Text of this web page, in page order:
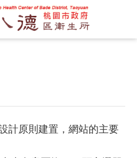
計原則建置，網站的主要